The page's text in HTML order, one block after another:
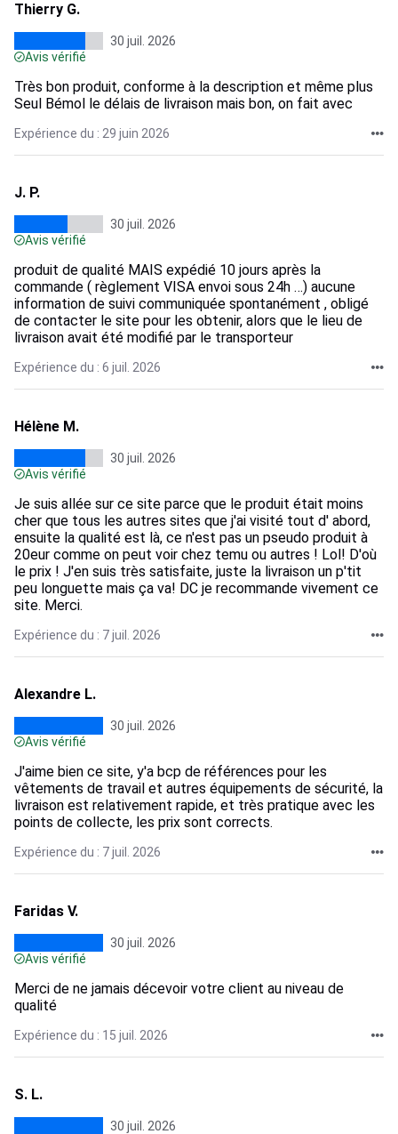
Thierry G.
30 juil. 2026
Avis vérifié
Très bon produit, conforme à la description et même plus
Seul Bémol le délais de livraison mais bon, on fait avec
Expérience du : 29 juin 2026
J. P.
30 juil. 2026
Avis vérifié
produit de qualité MAIS expédié 10 jours après la
commande ( règlement VISA envoi sous 24h …) aucune
information de suivi communiquée spontanément , obligé
de contacter le site pour les obtenir, alors que le lieu de
livraison avait été modifié par le transporteur
Expérience du : 6 juil. 2026
Hélène M.
30 juil. 2026
Avis vérifié
Je suis allée sur ce site parce que le produit était moins
cher que tous les autres sites que j'ai visité tout d' abord,
ensuite la qualité est là, ce n'est pas un pseudo produit à
20eur comme on peut voir chez temu ou autres ! Lol! D'où
le prix ! J'en suis très satisfaite, juste la livraison un p'tit
peu longuette mais ça va! DC je recommande vivement ce
site. Merci.
Expérience du : 7 juil. 2026
Alexandre L.
30 juil. 2026
Avis vérifié
J'aime bien ce site, y'a bcp de références pour les
vêtements de travail et autres équipements de sécurité, la
livraison est relativement rapide, et très pratique avec les
points de collecte, les prix sont corrects.
Expérience du : 7 juil. 2026
Faridas V.
30 juil. 2026
Avis vérifié
Merci de ne jamais décevoir votre client au niveau de
qualité
Expérience du : 15 juil. 2026
S. L.
30 juil. 2026